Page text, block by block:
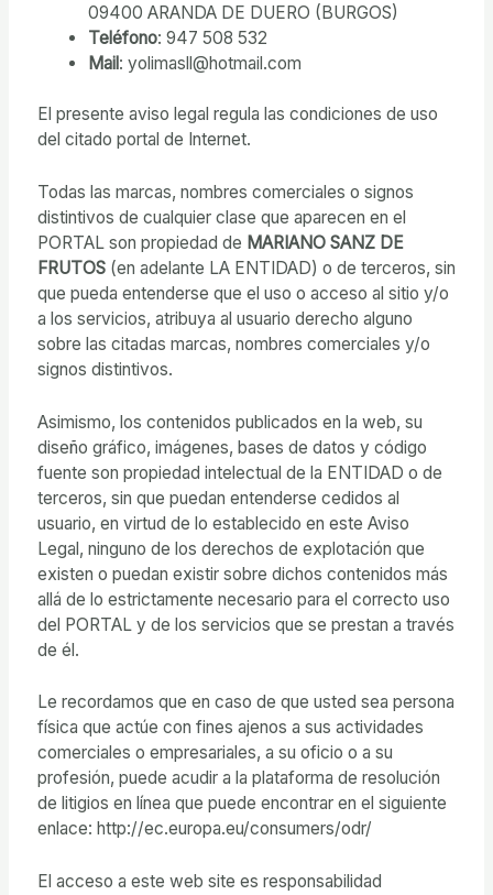
09400 ARANDA DE DUERO (BURGOS)
Teléfono: 947 508 532
Mail: yolimasll@hotmail.com
El presente aviso legal regula las condiciones de uso
del citado portal de Internet.
Todas las marcas, nombres comerciales o signos
distintivos de cualquier clase que aparecen en el
PORTAL son propiedad de MARIANO SANZ DE
FRUTOS(en adelante LA ENTIDAD) o de terceros, sin
que pueda entenderse que el uso o acceso al sitio y/o
a los servicios, atribuya al usuario derecho alguno
sobre las citadas marcas, nombres comerciales y/o
signos distintivos.
Asimismo, los contenidos publicados en la web, su
diseño gráfico, imágenes, bases de datos y código
fuente son propiedad intelectual de la ENTIDAD o de
terceros, sin que puedan entenderse cedidos al
usuario, en virtud de lo establecido en este Aviso
Legal, ninguno de los derechos de explotación que
existen o puedan existir sobre dichos contenidos más
allá de lo estrictamente necesario para el correcto uso
del PORTAL y de los servicios que se prestan a través
de él.
Le recordamos que en caso de que usted sea persona
física que actúe con fines ajenos a sus actividades
comerciales o empresariales, a su oficio o a su
profesión, puede acudir a la plataforma de resolución
de litigios en línea que puede encontrar en el siguiente
enlace: http://ec.europa.eu/consumers/odr/
El acceso a este web site es responsabilidad